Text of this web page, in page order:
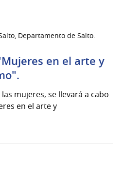
Departamento de Salto.
en el arte y
mujeres, se llevará a cabo
en el arte y